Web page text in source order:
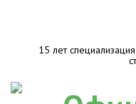
15 лет